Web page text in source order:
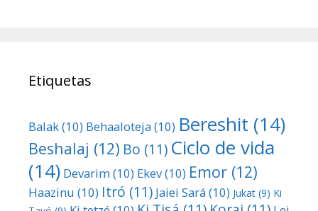
Etiquetas
Balak(10) Behaaloteja(10) Bereshit (14)
Beshalaj (12) Bo (11) Ciclo de vida
(14) Devarim(10) Ekev(10) Emor (12)
Haazinu (10) Itró (11) Jaiei Sará(10) Jukat (9) Ki